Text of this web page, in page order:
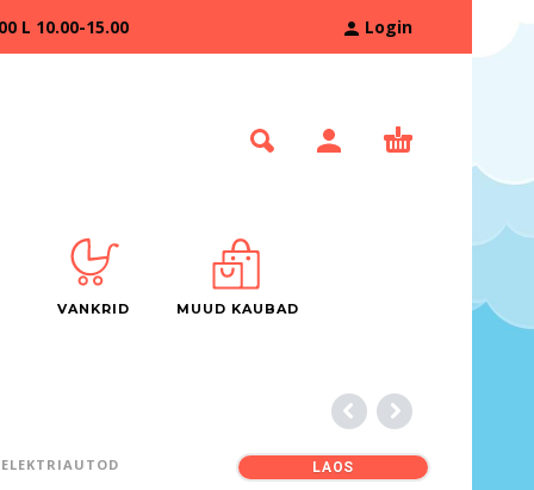
10.00-15.00 Login
VANKRID MUUD KAUBAD
ELEKTRIAUTOD LAOS